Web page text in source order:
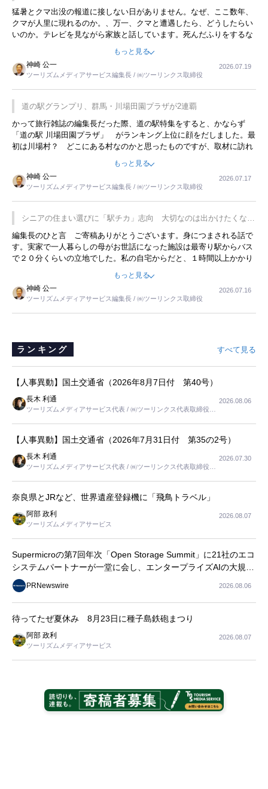
開催
猛暑とクマ出没の報道に接しない日がありません。なぜ、ここ数年、
クマが人里に現れるのか。、万一、クマと遭遇したら、どうしたらい
いのか。テレビを見ながら家族と話しています。死んだふりをするな
んてことは、冗談でもいえません。そんな中で、この企画展はタイム
もっと見る
神崎 公一
ツーリズムメディアサービス編集長 / ㈱ツーリンクス取締役
2026.07.19
道の駅グランプリ、群馬・川場田園プラザが2連覇
かって旅行雑誌の編集長だった際、道の駅特集をすると、かならず
「道の駅 川場田園プラザ」 がランキング上位に顔をだしました。最
初は川場村？ どこにある村なのかと思ったものですが、取材に訪れ
永井 彰一社長にインタビューしたら、興味深い話が次々が飛び出しま
した。プレゼンも巧みで、今でも思い出すことが２つあります。一つ
は、従業員に東京ディズニーランドを見学させ、サービス業、接客業
の何かを理解してもらっていることです。 もう一つは1800円もする
プレミアムヨーグルトを販売するにあたり、社内に懸念もあったそう
です。永井社長は、駐車場に都内ナンバーの高級外車が停まっている
ことに目をつけ、高級商品でも売れると確信したそうです。今回の記
事を懐かしく読みました。
もっと見る
神崎 公一
ツーリズムメディアサービス編集長 / ㈱ツーリンクス取締役
2026.07.17
シニアの住まい選びに「駅チカ」志向 大切なのは出かけたくなる
暮らし
編集長のひと言 ご寄稿ありがとうございます。身につまされる話で
す。実家で一人暮らしの母がお世話になった施設は最寄り駅からバス
で２０分くらいの立地でした。私の自宅からだと、１時間以上かかり
ました。母の住まいから近いという理由で、その施設を選択したので
すが、私と妹にとっては、半日仕事ででした。シニアの住まい選び
は、当人だけではなく、世話をする家族の足の便も考えない外池ない
と思いました。
もっと見る
神崎 公一
ツーリズムメディアサービス編集長 / ㈱ツーリンクス取締役
2026.07.16
ランキング すべて見る
【人事異動】国土交通省（2026年8月7日付 第40号）
長木 利通
ツーリズムメディアサービス代表 / ㈱ツーリンクス代表取締役社
2026.08.06
【人事異動】国土交通省（2026年7月31日付 第35の2号）
長木 利通
ツーリズムメディアサービス代表 / ㈱ツーリンクス代表取締役社
2026.07.30
奈良県とJRなど、世界遺産登録機に「飛鳥トラベル」
阿部 政利
ツーリズムメディアサービス
2026.08.07
Supermicroの第7回年次「Open Storage Summit」に21社のエコ
システムパートナーが一堂に会し、エンタープライズAIの大規模
導入に関する実践的なガイダンスを共有
PRNewswire 2026.08.06
待ってたぜ夏休み 8月23日に種子島鉄砲まつり
阿部 政利
ツーリズムメディアサービス
2026.08.07